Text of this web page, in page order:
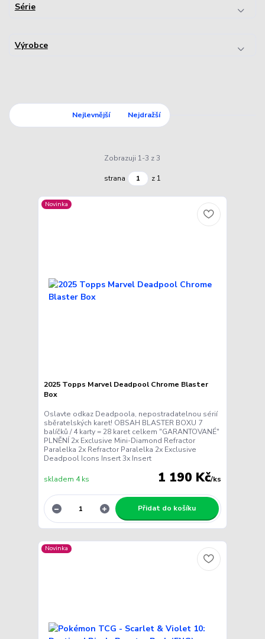
Série
Výrobce
Nejlevnější Nejdražší
Zobrazuji 1-3 z 3
strana z 1
Novinka
2025 Topps Marvel Deadpool Chrome Blaster
Box
Oslavte odkaz Deadpoola, nepostradatelnou sérií
sběratelských karet! OBSAH BLASTER BOXU 7
balíčků / 4 karty = 28 karet celkem "GARANTOVANÉ"
PLNĚNÍ 2x Exclusive Mini-Diamond Refractor
Paralelka 2x Refractor Paralelka 2x Exclusive
Deadpool Icons Insert 3x Insert
1 190 Kč/ks
skladem 4 ks
Přidat do košíku
Novinka